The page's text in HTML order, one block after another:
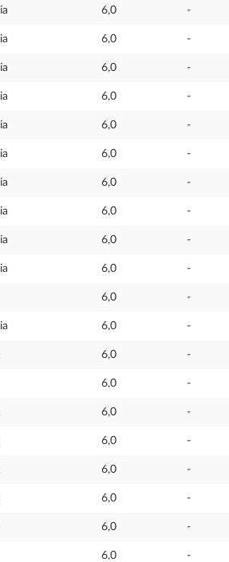
6,0 -
6,0 -
6,0 -
6,0 -
6,0 -
6,0 -
6,0 -
6,0 -
6,0 -
6,0 -
6,0 -
6,0 -
6,0 -
6,0 -
6,0 -
6,0 -
6,0 -
6,0 -
6,0 -
6,0 -